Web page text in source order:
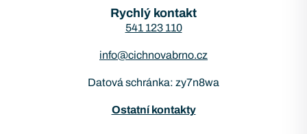
Rychlý kontakt
541 123 110
info@cichnovabrno.cz
Datová schránka: zy7n8wa
Ostatní kontakty